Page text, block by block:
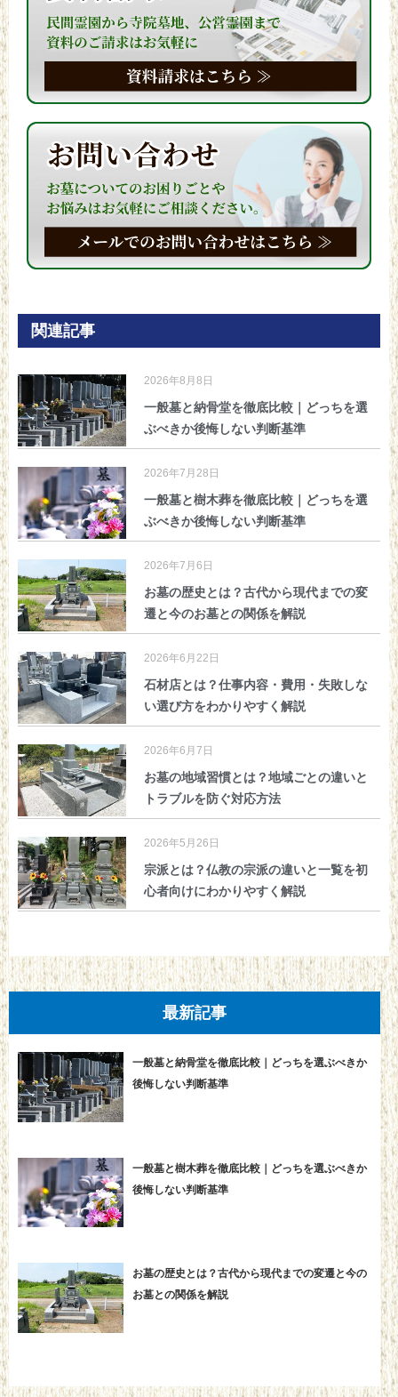
関連記事
一般墓と納骨堂を徹底比較｜どっちを選
ぶべきか後悔しない判断基準
2026年8月8日
一般墓と樹木葬を徹底比較｜どっちを選
ぶべきか後悔しない判断基準
2026年7月28日
お墓の歴史とは？古代から現代までの変
遷と今のお墓との関係を解説
2026年7月6日
石材店とは？仕事内容・費用・失敗しな
い選び方をわかりやすく解説
2026年6月22日
お墓の地域習慣とは？地域ごとの違いと
トラブルを防ぐ対応方法
2026年6月7日
宗派とは？仏教の宗派の違いと一覧を初
心者向けにわかりやすく解説
2026年5月26日
最新記事
一般墓と納骨堂を徹底比較｜どっちを選ぶべきか
後悔しない判断基準
一般墓と樹木葬を徹底比較｜どっちを選ぶべきか
後悔しない判断基準
お墓の歴史とは？古代から現代までの変遷と今の
お墓との関係を解説